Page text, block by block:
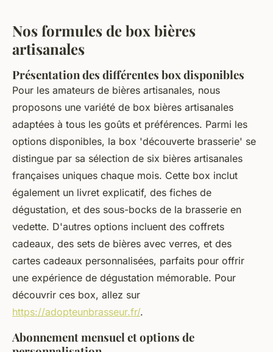
Nos formules de box bières
artisanales
Présentation des différentes box disponibles
Pour les amateurs de bières artisanales, nous
proposons une variété de box bières artisanales
adaptées à tous les goûts et préférences. Parmi les
options disponibles, la box 'découverte brasserie' se
distingue par sa sélection de six bières artisanales
françaises uniques chaque mois. Cette box inclut
également un livret explicatif, des fiches de
dégustation, et des sous-bocks de la brasserie en
vedette. D'autres options incluent des coffrets
cadeaux, des sets de bières avec verres, et des
cartes cadeaux personnalisées, parfaits pour offrir
une expérience de dégustation mémorable. Pour
découvrir ces box, allez sur
https://adopteunbrasseur.fr/.
Abonnement mensuel et options de